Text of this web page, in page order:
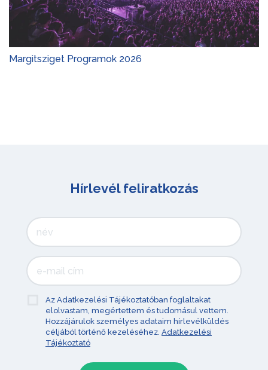
Margitsziget Programok 2026
Hírlevél feliratkozás
Az Adatkezelési Tájékoztatóban foglaltakat
elolvastam, megértettem és tudomásul vettem.
Hozzájárulok személyes adataim hírlevélküldés
céljából történő kezeléséhez. Adatkezelési
Tájékoztató